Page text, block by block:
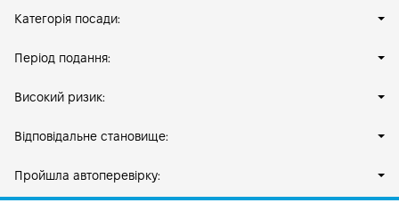
Категорія посади:
Період подання:
Високий ризик:
Відповідальне становище:
Пройшла автоперевірку: